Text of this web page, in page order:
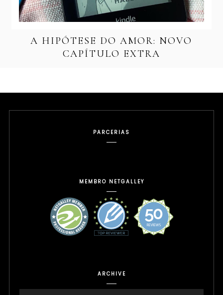
A HIPÓTESE DO AMOR: NOVO
CAPÍTULO EXTRA
PARCERIAS
MEMBRO NETGALLEY
ARCHIVE